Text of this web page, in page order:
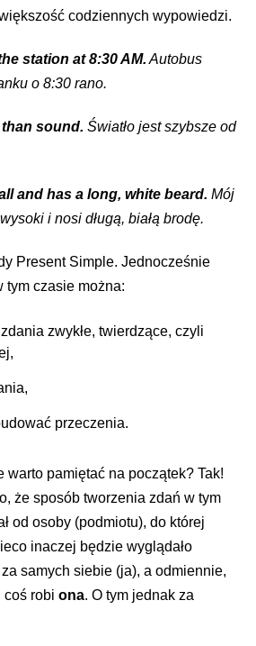
codziennych wypowiedzi.
station at 8:30 AM. Autobus
o 8:30 rano.
sound. Światło jest szybsze od
and has a long, white beard. Mój
i nosi długą, białą brodę.
Present Simple. Jednocześnie
tym czasie można:
zwykłe, twierdzące, czyli
przeczenia.
warto pamiętać na początek? Tak!
że sposób tworzenia zdań w tym
od osoby (podmiotu), do której
inaczej będzie wyglądało
samych siebie (ja), a odmiennie,
coś robi ona. O tym jednak za